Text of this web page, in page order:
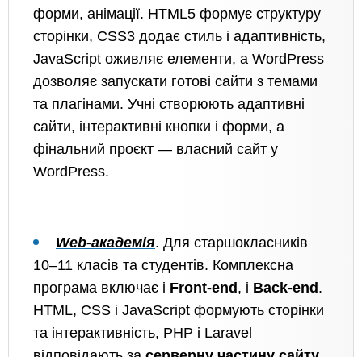
форми, анімації. HTML5 формує структуру
сторінки, CSS3 додає стиль і адаптивність,
JavaScript оживляє елементи, а WordPress
дозволяє запускати готові сайти з темами
та плагінами. Учні створюють адаптивні
сайти, інтерактивні кнопки і форми, а
фінальний проєкт — власний сайт у
WordPress.
Web-академія. Для старшокласників
10–11 класів та студентів. Комплексна
програма включає і Front-end , і Back-end .
HTML, CSS і JavaScript формують сторінки
та інтерактивність, PHP і Laravel